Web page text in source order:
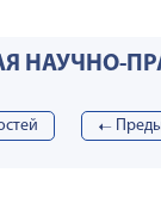
НАУЧНО-
➝